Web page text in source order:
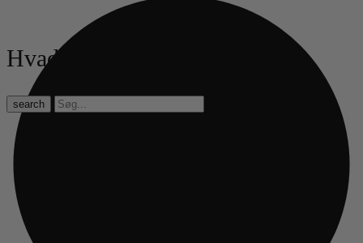
Hvad leder du efter?
search